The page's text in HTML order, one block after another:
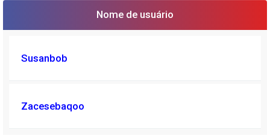
s
Nome de usuário
Susanbob
Zacesebaqoo